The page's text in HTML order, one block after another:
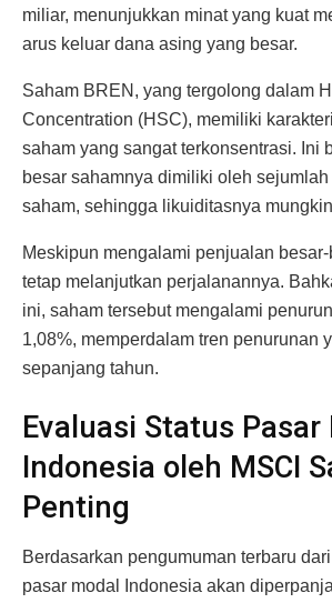
miliar, menunjukkan minat yang kuat
arus keluar dana asing yang besar.
Saham BREN, yang tergolong dalam
Concentration (HSC), memiliki
saham yang sangat terkonsentrasi. Ini
besar sahamnya dimiliki oleh
saham, sehingga likuiditasnya
Meskipun mengalami penjualan
tetap melanjutkan perjalanannya.
ini, saham tersebut mengalami
1,08%, memperdalam tren penurunan
sepanjang tahun.
Evaluasi Status Pasar
Indonesia oleh MSCI
Penting
Berdasarkan pengumuman terbaru
pasar modal Indonesia akan